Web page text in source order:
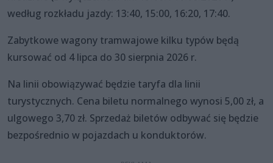
według rozkładu jazdy: 13:40, 15:00, 16:20, 17:40.
Zabytkowe wagony tramwajowe kilku typów będą
kursować od 4 lipca do 30 sierpnia 2026 r.
Na linii obowiązywać będzie taryfa dla linii
turystycznych. Cena biletu normalnego wynosi 5,00 zł, a
ulgowego 3,70 zł. Sprzedaż biletów odbywać się będzie
bezpośrednio w pojazdach u konduktorów.